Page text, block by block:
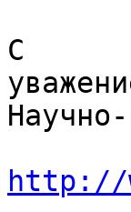
С
http://